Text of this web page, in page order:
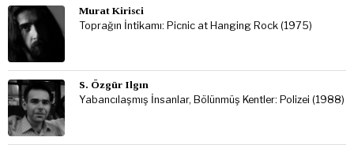
Murat Kirisci
Toprağın İntikamı: Picnic at Hanging Rock (1975)
S. Özgür Ilgın
Yabancılaşmış İnsanlar, Bölünmüş Kentler: Polizei (1988)